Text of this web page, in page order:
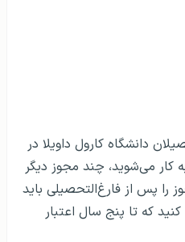
دانشگاه کارول داویلا در
کار می‌شوید، چند مجوز دیگر
را پس از فارغ‌التحصیلی باید
که تا پنج سال اعتبار